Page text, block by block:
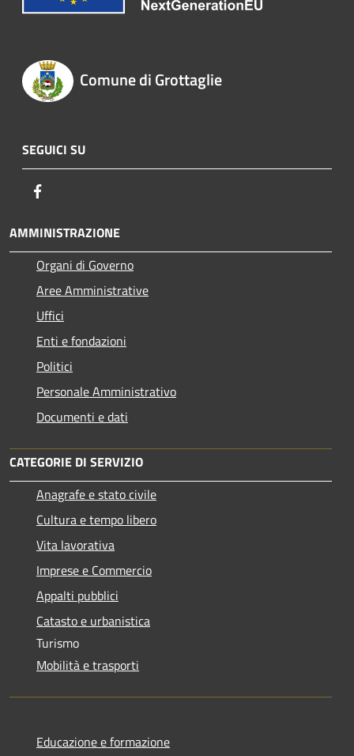
Comune di Grottaglie
SEGUICI SU
AMMINISTRAZIONE
Organi di Governo
Aree Amministrative
Uffici
Enti e fondazioni
Politici
Personale Amministrativo
Documenti e dati
CATEGORIE DI SERVIZIO
Anagrafe e stato civile
Cultura e tempo libero
Vita lavorativa
Imprese e Commercio
Appalti pubblici
Catasto e urbanistica
Turismo
Mobilità e trasporti
Educazione e formazione